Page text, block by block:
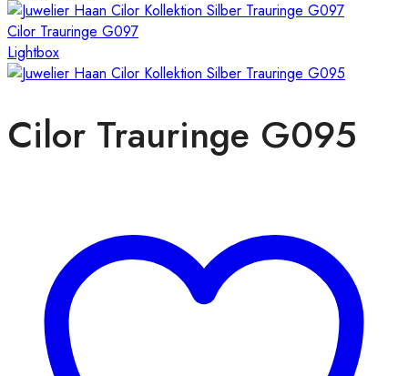
Cilor Trauringe G097
Lightbox
Cilor Trauringe G095